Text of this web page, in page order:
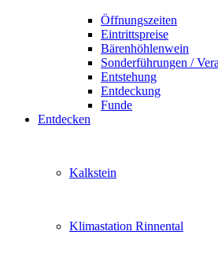
Öffnungszeiten
Eintrittspreise
Bärenhöhlenwein
Sonderführungen /
Entstehung
Entdeckung
Funde
Entdecken
Kalkstein
Klimastation Rinnental